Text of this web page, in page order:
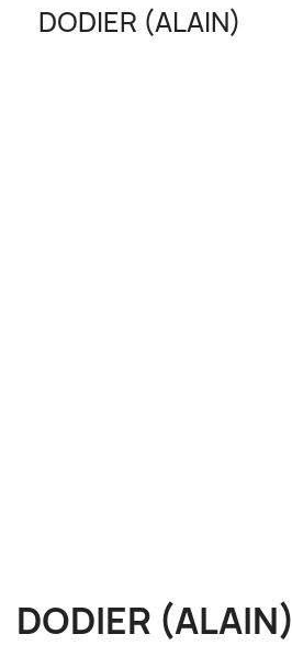
DODIER (ALAIN)
DODIER (ALAIN)